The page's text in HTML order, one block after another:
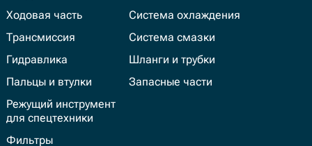
Ходовая часть
Трансмиссия
Гидравлика
Пальцы и втулки
Режущий инструмент
для спецтехники
Фильтры
Система охлаждения
Система смазки
Шланги и трубки
Запасные части